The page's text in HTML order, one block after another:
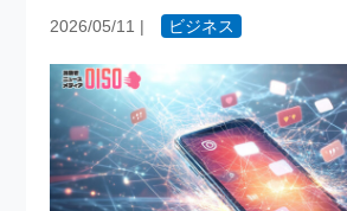
2026/05/11 | ビジネス